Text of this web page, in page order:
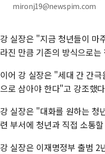
mironj19@newspim.com
강 실장은 "지금 청년들이 마
라진 만큼 기존의 방식으로
이어 강 실장은 "세대 간 간
으로 삼아야 한다"고 강조했
강 실장은 "대화를 원하는 청
련 부서에 청년과 직접 소통
강 실장은 이재명정부 출범